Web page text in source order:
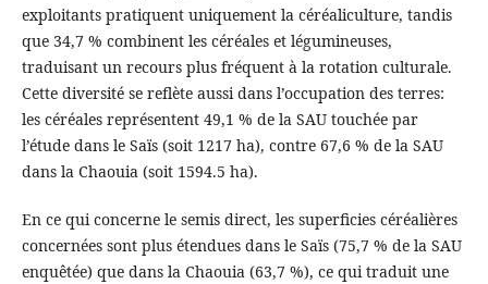
exploitants pratiquent uniquement la céréaliculture, tandis
que 34,7 % combinent les céréales et légumineuses,
traduisant un recours plus fréquent à la rotation culturale.
Cette diversité se reflète aussi dans l’occupation des terres:
les céréales représentent 49,1 % de la SAU touchée par
l’étude dans le Saïs (soit 1217 ha), contre 67,6 % de la SAU
dans la Chaouia (soit 1594.5 ha).
En ce qui concerne le semis direct, les superficies céréalières
concernées sont plus étendues dans le Saïs (75,7 % de la SAU
enquêtée) que dans la Chaouia (63,7 %), ce qui traduit une